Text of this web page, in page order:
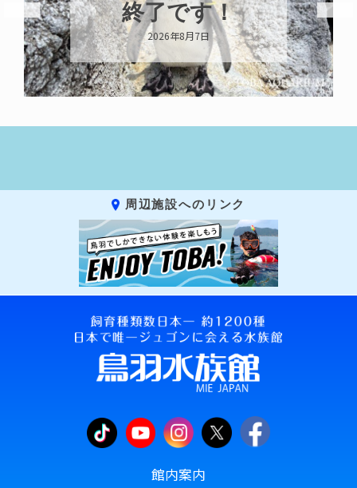
示中！
2026年8月6日
周辺施設へのリンク
館内案内